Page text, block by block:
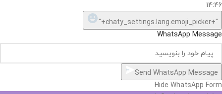
14:46
"+chaty_settings.lang.emoji_picker+"
WhatsApp Message
Send WhatsApp Message
Hide WhatsApp Form